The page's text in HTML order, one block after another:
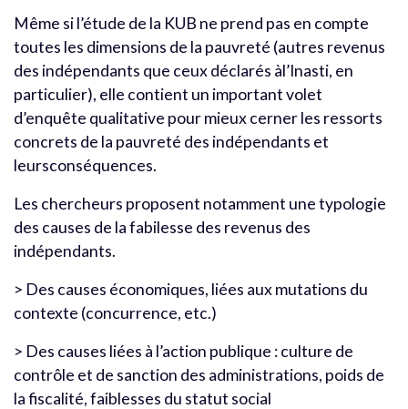
Même si l’étude de la KUB ne prend pas en compte
toutes les dimensions de la pauvreté (autres revenus
des indépendants que ceux déclarés àl’Inasti, en
particulier), elle contient un important volet
d’enquête qualitative pour mieux cerner les ressorts
concrets de la pauvreté des indépendants et
leursconséquences.
Les chercheurs proposent notamment une typologie
des causes de la fabilesse des revenus des
indépendants.
> Des causes économiques, liées aux mutations du
contexte (concurrence, etc.)
> Des causes liées à l’action publique : culture de
contrôle et de sanction des administrations, poids de
la fiscalité, faiblesses du statut social